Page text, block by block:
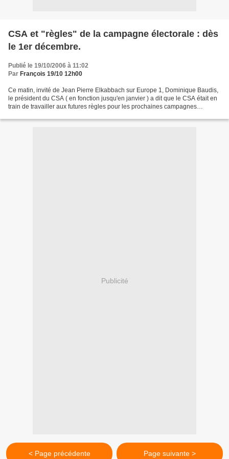
CSA et "règles" de la campagne électorale : dès
le 1er décembre.
Publié le 19/10/2006 à 11:02
Par François 19/10 12h00
Ce matin, invité de Jean Pierre Elkabbach sur Europe 1, Dominique Baudis,
le président du CSA ( en fonction jusqu'en janvier ) a dit que le CSA était en
train de travailler aux futures règles pour les prochaines campagnes
Publicité
< Page précédente Page suivante >